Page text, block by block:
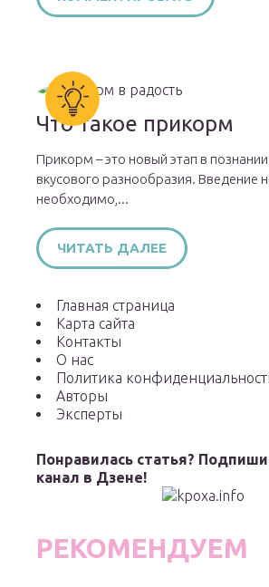
Что такое прикорм
Прикорм – это новый этап в
вкусового разнообразия. Введение
необходимо,...
ЧИТАТЬ ДАЛЕЕ
Главная страница
Карта сайта
Контакты
О нас
Политика
Авторы
Эксперты
Понравилась статья?
канал в Дзене!
РЕКОМЕНДУЕМ